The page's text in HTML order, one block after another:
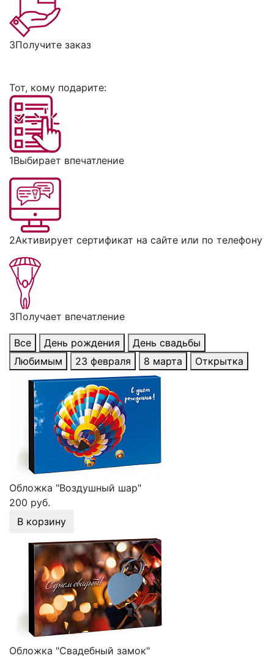
3Получите заказ
Тот, кому подарите:
1Выбирает впечатление
2Активирует сертификат на сайте или по телефону
3Получает впечатление
Все День рождения
День свадьбы
Любимым
23 февраля 8 марта Открытка
Обложка "Воздушный шар"
200 руб.
В корзину
Обложка "Свадебный замок"